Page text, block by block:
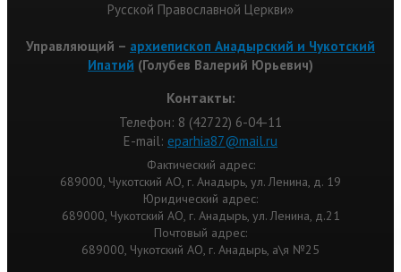
Русской Православной Церкви»
Управляющий – архиепископ Анадырский и Чукотский
Ипатий (Голубев Валерий Юрьевич)
Контакты:
Телефон: 8 (42722) 6-04-11
Е-mail: eparhia87@mail.ru
Фактический адрес:
689000, Чукотский АО, г. Анадырь, ул. Ленина, д. 19
Юридический адрес:
689000, Чукотский АО, г. Анадырь, ул. Ленина, д.21
Почтовый адрес:
689000, Чукотский АО, г. Анадырь, а\я №25